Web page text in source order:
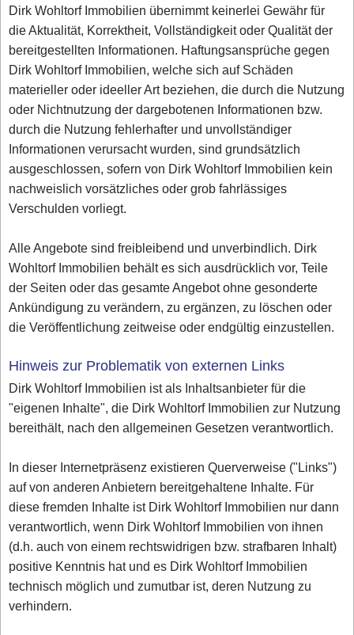
Dirk Wohltorf Immobilien übernimmt keinerlei Gewähr für
die Aktualität, Korrektheit, Vollständigkeit oder Qualität der
bereitgestellten Informationen. Haftungsansprüche gegen
Dirk Wohltorf Immobilien, welche sich auf Schäden
materieller oder ideeller Art beziehen, die durch die Nutzung
oder Nichtnutzung der dargebotenen Informationen bzw.
durch die Nutzung fehlerhafter und unvollständiger
Informationen verursacht wurden, sind grundsätzlich
ausgeschlossen, sofern von Dirk Wohltorf Immobilien kein
nachweislich vorsätzliches oder grob fahrlässiges
Verschulden vorliegt.
Alle Angebote sind freibleibend und unverbindlich. Dirk
Wohltorf Immobilien behält es sich ausdrücklich vor, Teile
der Seiten oder das gesamte Angebot ohne gesonderte
Ankündigung zu verändern, zu ergänzen, zu löschen oder
die Veröffentlichung zeitweise oder endgültig einzustellen.
Hinweis zur Problematik von externen Links
Dirk Wohltorf Immobilien ist als Inhaltsanbieter für die
"eigenen Inhalte", die Dirk Wohltorf Immobilien zur Nutzung
bereithält, nach den allgemeinen Gesetzen verantwortlich.
In dieser Internetpräsenz existieren Querverweise ("Links")
auf von anderen Anbietern bereitgehaltene Inhalte. Für
diese fremden Inhalte ist Dirk Wohltorf Immobilien nur dann
verantwortlich, wenn Dirk Wohltorf Immobilien von ihnen
(d.h. auch von einem rechtswidrigen bzw. strafbaren Inhalt)
positive Kenntnis hat und es Dirk Wohltorf Immobilien
technisch möglich und zumutbar ist, deren Nutzung zu
verhindern.